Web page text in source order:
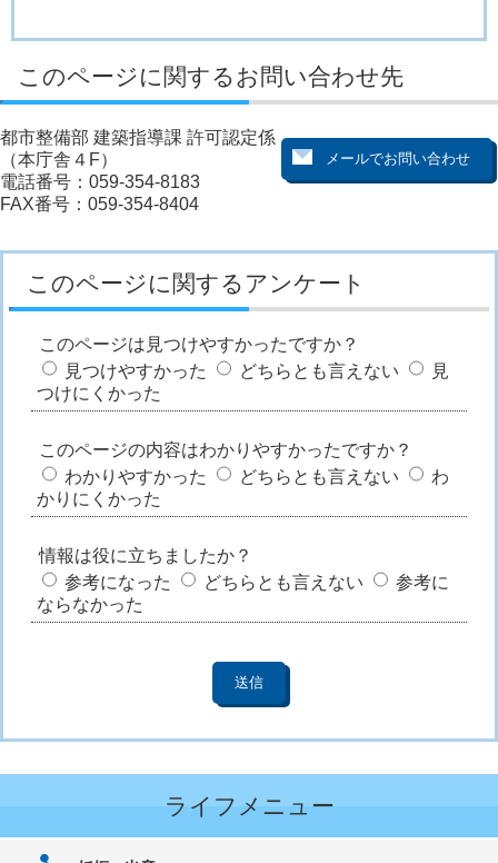
このページに関するお問い合わせ先
都市整備部 建築指導課 許可認定係
（本庁舎４F）
電話番号：059-354-8183
FAX番号：059-354-8404
このページに関するアンケート
このページは見つけやすかったですか？
見つけやすかった
どちらとも言えない
見
つけにくかった
このページの内容はわかりやすかったですか？
わかりやすかった
どちらとも言えない
わ
かりにくかった
情報は役に立ちましたか？
参考になった
どちらとも言えない
参考に
ならなかった
ライフメニュー